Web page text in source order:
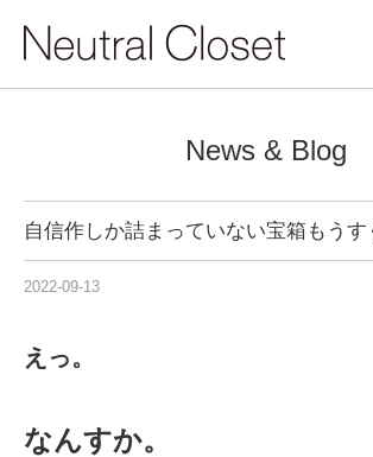
News & Blog
自信作しか詰まっていない宝箱もうす
2022-09-13
えっ。
なんすか。